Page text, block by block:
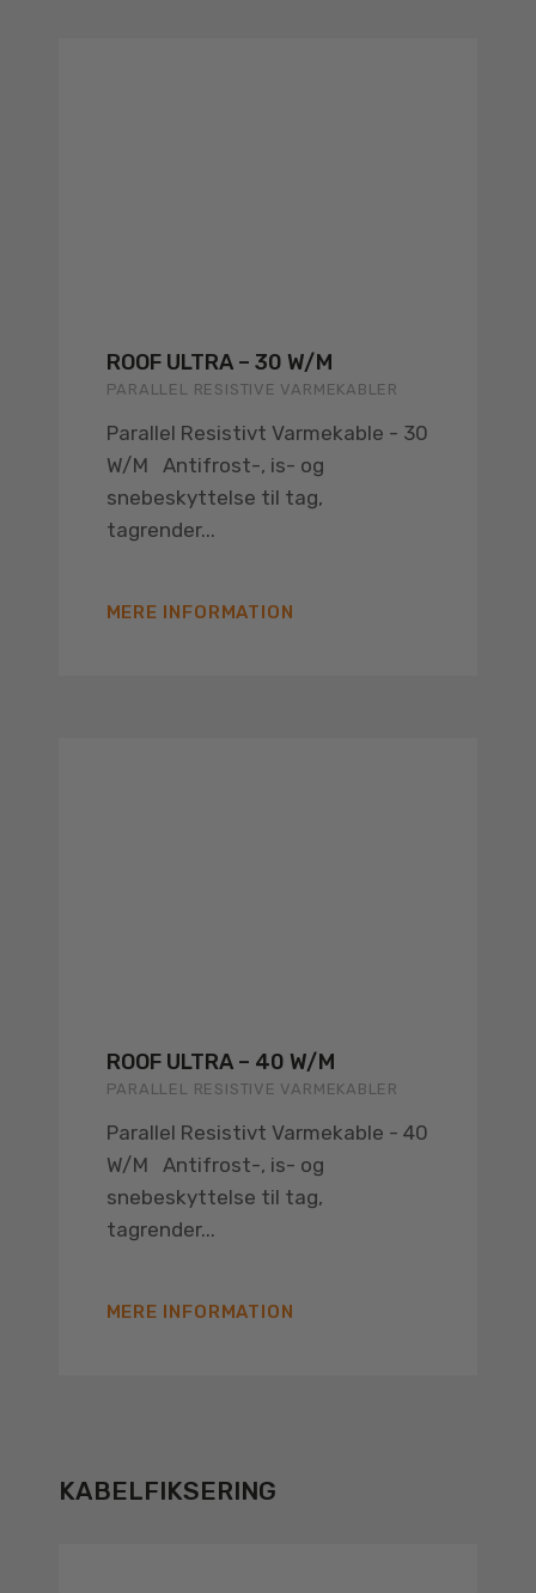
ROOF ULTRA – 30 W/M
PARALLEL RESISTIVE VARMEKABLER
Parallel Resistivt Varmekable - 30
W/M Antifrost-, is- og
snebeskyttelse til tag,
tagrender...
MERE INFORMATION
ROOF ULTRA – 40 W/M
PARALLEL RESISTIVE VARMEKABLER
Parallel Resistivt Varmekable - 40
W/M Antifrost-, is- og
snebeskyttelse til tag,
tagrender...
MERE INFORMATION
KABELFIKSERING